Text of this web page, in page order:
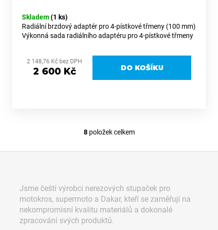
Skladem(1 ks)
Radiální brzdový adaptér pro 4-pístkové třmeny (100 mm)
Výkonná sada radiálního adaptéru pro 4-pístkové třmeny
2 148,76 Kč bez DPH
2 600 Kč DO KOŠÍKU
O
v
a
c
í
p
8položek celkem
Z
Jsme čeští výrobci nerezových stupaček pro
motokros, supermoto a Dakar, kteří se zaměřují na
nekompromisní kvalitu materiálů a dokonalé
zpracování svých produktů.